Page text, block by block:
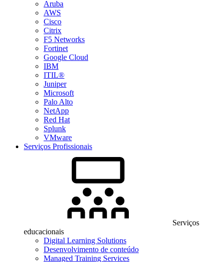
Aruba
AWS
Cisco
Citrix
F5 Networks
Fortinet
Google Cloud
IBM
ITIL®
Juniper
Microsoft
Palo Alto
NetApp
Red Hat
Splunk
VMware
Serviços Profissionais
Serviços
educacionais
Digital Learning Solutions
Desenvolvimento de conteúdo
Managed Training Services